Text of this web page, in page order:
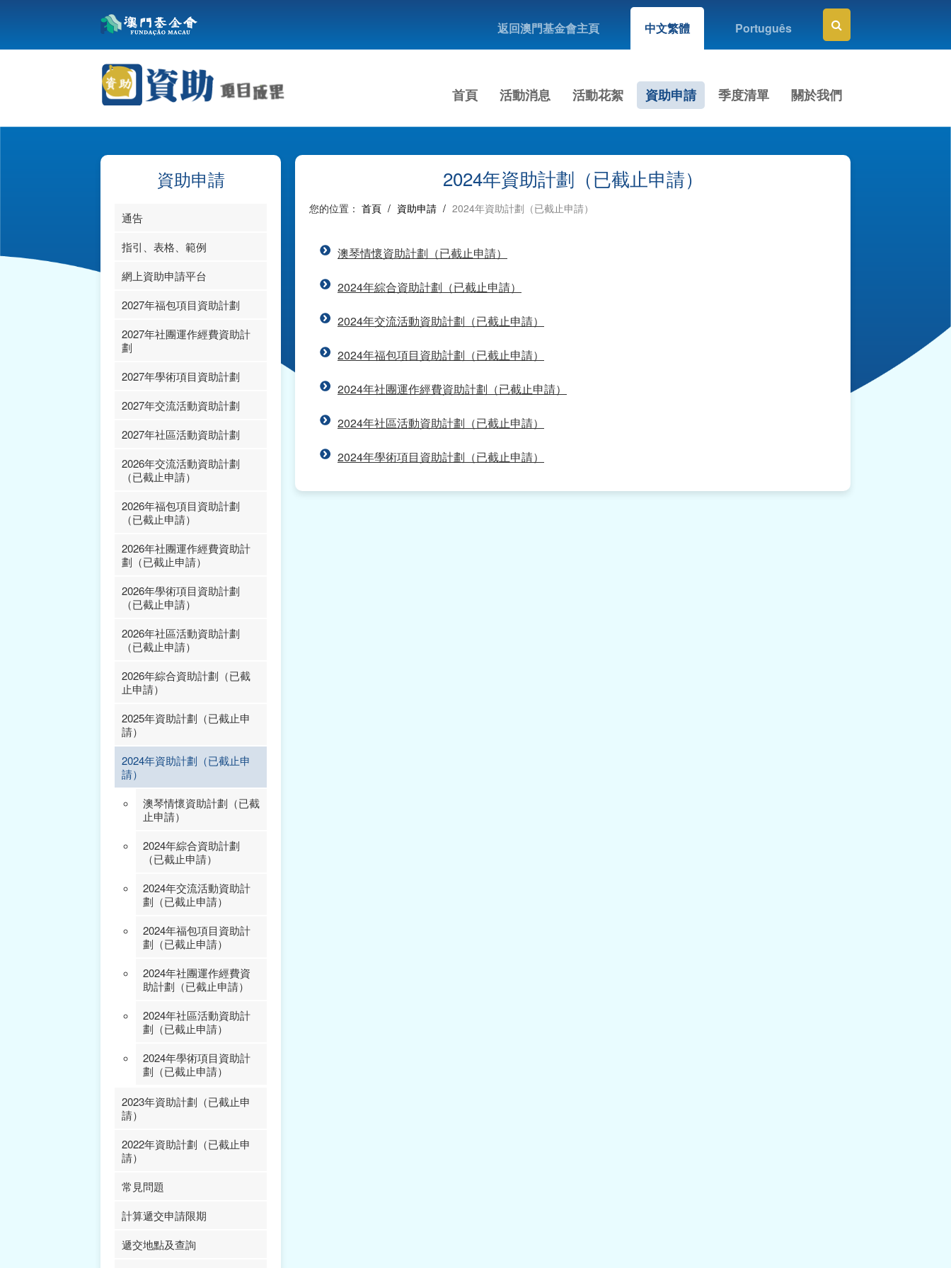
返回澳門基金會主頁 中文繁體 Português
首頁 活動消息 活動花絮 資助申請 季度清單 關於我們
資助申請
通告
指引、表格、範例
指引、帳目計劃參照表
資助申請表格及範本
報告、項目變更/申報及
網上資助申請平台
2027年福包項目資助計劃
2027年社團運作經費資助計
劃
2027年學術項目資助計劃
2027年交流活動資助計劃
2027年社區活動資助計劃
2026年交流活動資助計劃
（已截止申請）
2026年福包項目資助計劃
（已截止申請）
2026年社團運作經費資助計
劃（已截止申請）
2026年學術項目資助計劃
（已截止申請）
2026年社區活動資助計劃
（已截止申請）
2026年綜合資助計劃（已截
止申請）
2025年資助計劃（已截止申
請）
2025年交流活動資助計
2025年福包項目資助計
劃（已截止申請）
2025年綜合資助計劃
（已截止申請）
2025年學術項目資助計
劃（已截止申請）
2025年社區活動資助計
劃（已截止申請）
2025年社團運作經費資
助計劃（已截止申請）
2024年資助計劃（已截止申
請）
澳琴情懷資助計劃（已截
止申請）
2024年綜合資助計劃
（已截止申請）
2024年交流活動資助計
劃（已截止申請）
2024年福包項目資助計
劃（已截止申請）
2024年社團運作經費資
助計劃（已截止申請）
2024年社區活動資助計
劃（已截止申請）
2024年學術項目資助計
劃（已截止申請）
2023年資助計劃（已截止申
請）
2023年學術項目資助計
2023年內地、港台交流
請）
2023年國際交流項目資
2022年資助計劃（已截止申
請）
2022年學術項目資助計
劃（已截止申請）
常見問題
計算遞交申請限期
遞交地點及查詢
2024年資助計劃（已截止申請）
您的位置： 首頁 / 資助申請 / 2024年資助計劃（已截止申請）
澳琴情懷資助計劃（已截止申請）
2024年綜合資助計劃（已截止申請）
2024年交流活動資助計劃（已截止申請）
2024年福包項目資助計劃（已截止申請）
2024年社團運作經費資助計劃（已截止申請）
2024年社區活動資助計劃（已截止申請）
2024年學術項目資助計劃（已截止申請）